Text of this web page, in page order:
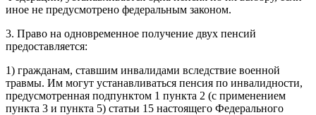
иное не предусмотрено федеральным законом.
3. Право на одновременное получение двух пенсий
предоставляется:
1) гражданам, ставшим инвалидами вследствие военной
травмы. Им могут устанавливаться пенсия по инвалидности,
предусмотренная подпунктом 1 пункта 2 (с применением
пункта 3 и пункта 5) статьи 15 настоящего Федерального